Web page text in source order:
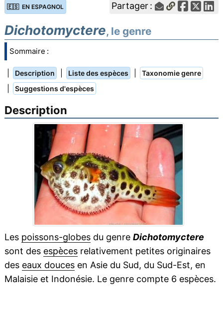
🇪🇸 EN ESPAGNOL Partager :
Dichotomyctere, le genre
Sommaire :
Description Liste des espèces Taxonomie genre
Suggestions d'espèces
Description
Les poissons-globesdu genre Dichotomyctere
sont des espècesrelativement petites originaires
des eaux doucesen Asie du Sud, du Sud-Est, en
Malaisie et Indonésie. Le genre compte 6 espèces.